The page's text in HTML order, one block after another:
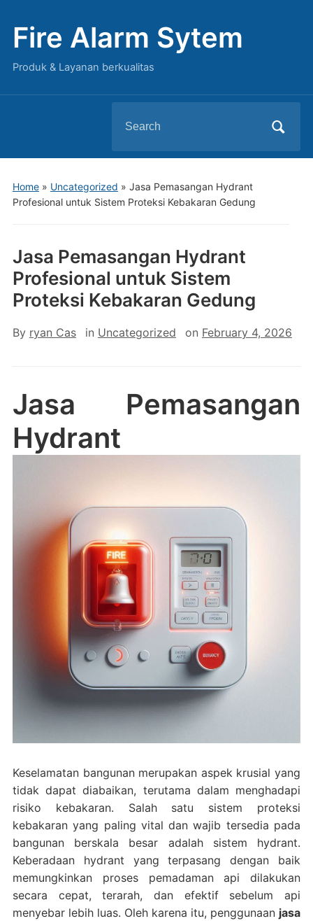
Fire Alarm Sytem
Produk & Layanan berkualitas
for:
Home» Uncategorized » Jasa Pemasangan Hydrant
Profesional untuk Sistem Proteksi Kebakaran Gedung
Jasa Pemasangan Hydrant
Profesional untuk Sistem
Proteksi Kebakaran Gedung
By ryan Cas in Uncategorized on February 4, 2026
Jasa Pemasangan
Hydrant
Keselamatan bangunan merupakan aspek krusial yang
tidak dapat diabaikan, terutama dalam menghadapi
risiko kebakaran. Salah satu sistem proteksi
kebakaran yang paling vital dan wajib tersedia pada
bangunan berskala besar adalah sistem hydrant.
Keberadaan hydrant yang terpasang dengan baik
memungkinkan proses pemadaman api dilakukan
secara cepat, terarah, dan efektif sebelum api
menyebar lebih luas. Oleh karena itu, penggunaan jasa